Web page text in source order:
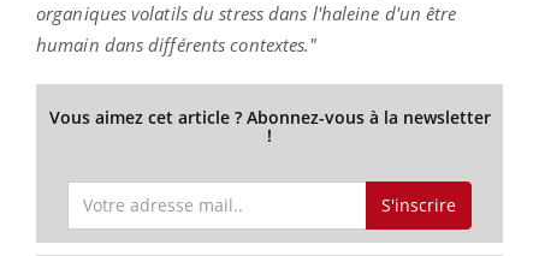
organiques volatils du stress dans l'haleine d'un être
humain dans différents contextes."
Vous aimez cet article ? Abonnez-vous à la newsletter
!
S'inscrire